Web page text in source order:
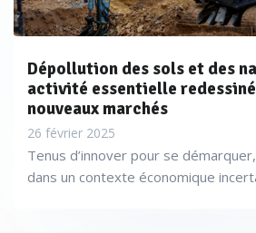
Dépollution des sols et des
activité essentielle
nouveaux marchés
26 février 2025
Tenus d’innover pour se
dans un contexte économique